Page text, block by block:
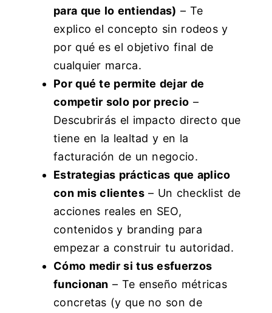
para que lo entiendas) – Te
explico el concepto sin rodeos y
por qué es el objetivo final de
cualquier marca.
Por qué te permite dejar de
competir solo por precio –
Descubrirás el impacto directo que
tiene en la lealtad y en la
facturación de un negocio.
Estrategias prácticas que aplico
con mis clientes– Un checklist de
acciones reales en SEO,
contenidos y branding para
empezar a construir tu autoridad.
Cómo medir si tus esfuerzos
funcionan – Te enseño métricas
concretas (y que no son de